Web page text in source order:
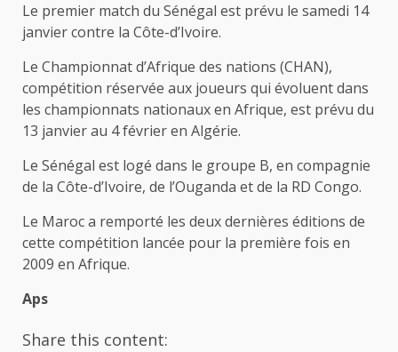
Le premier match du Sénégal est prévu le samedi 14
janvier contre la Côte-d’Ivoire.
Le Championnat d’Afrique des nations (CHAN),
compétition réservée aux joueurs qui évoluent dans
les championnats nationaux en Afrique, est prévu du
13 janvier au 4 février en Algérie.
Le Sénégal est logé dans le groupe B, en compagnie
de la Côte-d’Ivoire, de l’Ouganda et de la RD Congo.
Le Maroc a remporté les deux dernières éditions de
cette compétition lancée pour la première fois en
2009 en Afrique.
Aps
Share this content: